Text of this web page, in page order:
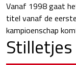
Vanaf 1998 gaat
titel vanaf de
kampioenschap